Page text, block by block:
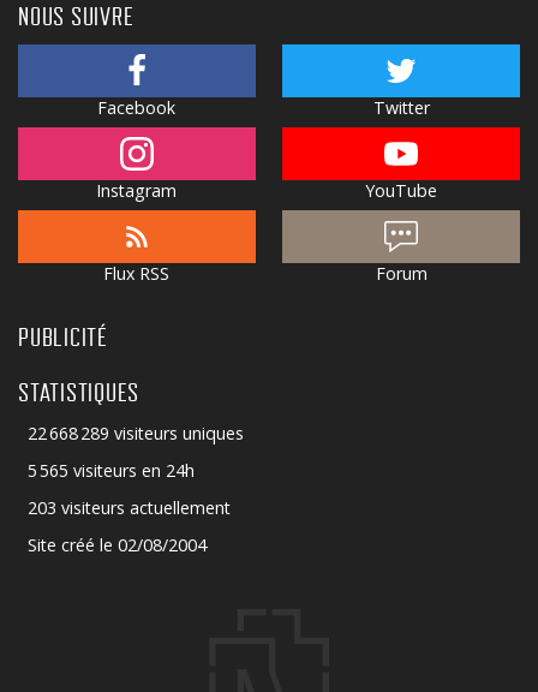
NOUS SUIVRE
Facebook Twitter
Instagram YouTube
Flux RSS Forum
PUBLICITÉ
STATISTIQUES
22 668 289 visiteurs uniques
5 565 visiteurs en 24h
203 visiteurs actuellement
Site créé le 02/08/2004